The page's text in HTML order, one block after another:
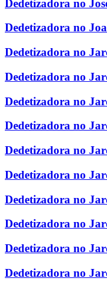
Dedetizadora no
Dedetizadora no
Dedetizadora no
Dedetizadora no
Dedetizadora no
Dedetizadora no
Dedetizadora no
Dedetizadora no
Dedetizadora no
Dedetizadora no
Dedetizadora no
Dedetizadora no